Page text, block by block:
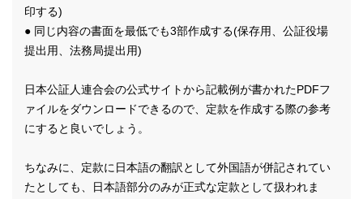
印する)
● 同じ内容の書面を最低でも3部作成する(保存用、公証役場
提出用、法務局提出用)
日本公証人連合会の公式サイトから記載例が書かれたPDFフ
ァイルをダウンロードできるので、定款を作成する際の参考
にすると良いでしょう。
ちなみに、定款に日本語の翻訳として外国語が併記されてい
たとしても、日本語部分のみが正式な定款として扱われま